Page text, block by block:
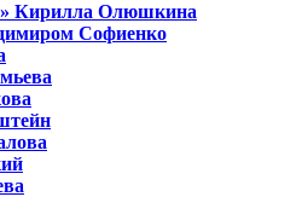
Кирилла Олюшкина
Софиенко